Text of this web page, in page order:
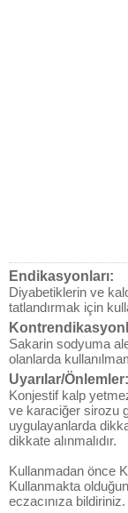
Endikasyonları:
Diyabetiklerin ve
tatlandırmak için
Sakarin sodyuma
olanlarda
Uyarılar/Önlemler:
Konjestif kalp
ve karaciğer sirozu
uygulayanlarda
dikkate alınmalıdır.
Kullanmadan önce
Kullanmakta
eczacınıza bildiriniz.